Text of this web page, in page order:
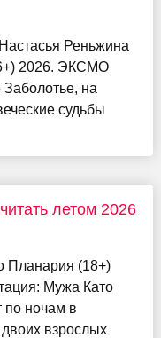
Реньжина
2026. ЭКСМО
на
судьбы
летом 2026
Планария (18+)
Мужа Като
по ночам в
взрослых